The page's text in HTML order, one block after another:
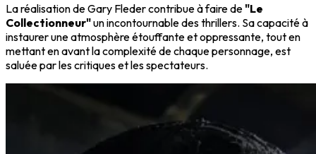
La réalisation de Gary Fleder contribue à faire de"Le
Collectionneur"un incontournable des thrillers. Sa capacité à
instaurer une atmosphère étouffante et oppressante, tout en
mettant en avant la complexité de chaque personnage, est
saluée par les critiques et les spectateurs.